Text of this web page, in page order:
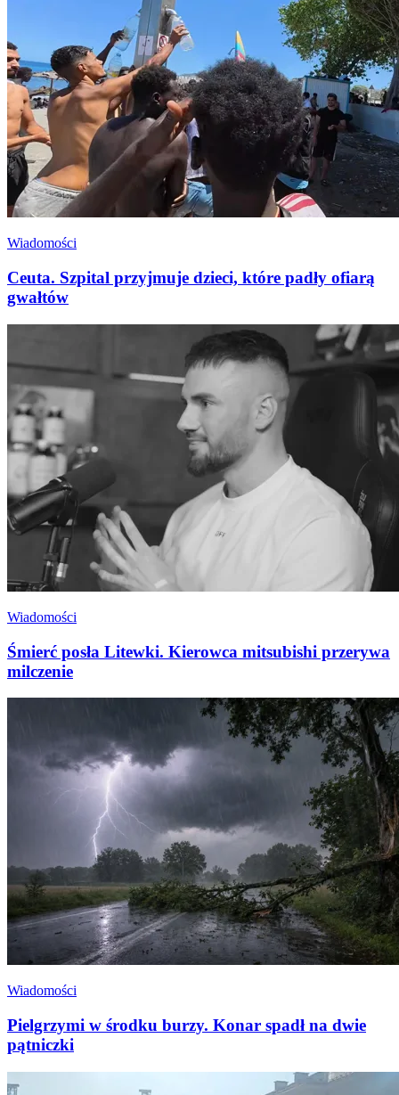
Wiadomości
Ceuta. Szpital przyjmuje dzieci, które padły ofiarą
gwałtów
Wiadomości
Śmierć posła Litewki. Kierowca mitsubishi przerywa
milczenie
Wiadomości
Pielgrzymi w środku burzy. Konar spadł na dwie
pątniczki